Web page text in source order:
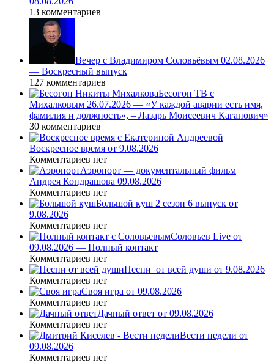
13 комментариев
Вечер с Владимиром Соловьёвым 02.08.2026
— Воскресный выпуск
127 комментариев
Бесогон ТВ с
Михалковым 26.07.2026 — «У каждой аварии есть имя,
фамилия и должность», – Лазарь Моисеевич Каганович»
30 комментариев
Воскресное время от 9.08.2026
Комментариев нет
Аэропорт — документальный фильм
Андрея Кондрашова 09.08.2026
Комментариев нет
Большой куш 2 сезон 6 выпуск от
9.08.2026
Комментариев нет
Соловьев Live от
09.08.2026 — Полный контакт
Комментариев нет
Песни_от всей души от 9.08.2026
Комментариев нет
Своя игра от 09.08.2026
Комментариев нет
Дачный ответ от 09.08.2026
Комментариев нет
Вести недели от
09.08.2026
Комментариев нет